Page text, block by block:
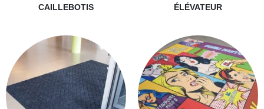
CAILLEBOTIS
ÉLÉVATEUR